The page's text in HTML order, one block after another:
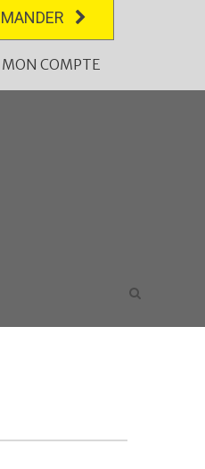
MON COMPTE